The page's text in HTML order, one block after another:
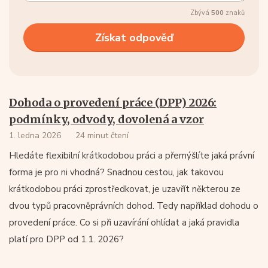
Zbývá 500 znaků
Dohoda o provedení práce (DPP) 2026:
podmínky, odvody, dovolená a vzor
1. ledna 2026 24 minut čtení
Hledáte flexibilní krátkodobou práci a přemýšlíte jaká právní
forma je pro ni vhodná? Snadnou cestou, jak takovou
krátkodobou práci zprostředkovat, je uzavřít některou ze
dvou typů pracovněprávních dohod. Tedy například dohodu o
provedení práce. Co si při uzavírání ohlídat a jaká pravidla
platí pro DPP od 1.1. 2026?